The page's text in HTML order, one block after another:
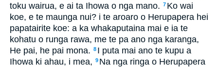
toku wairua, e ai ta Ihowa o nga mano. 7 Ko wai
koe, e te maunga nui? i te aroaro o Herupapera hei
papatairite koe: a ka whakaputaina mai e ia te
kohatu o runga rawa, me te pa ano nga karanga,
He pai, he pai mona. 8 I puta mai ano te kupu a
Ihowa ki ahau, i mea, 9 Na nga ringa o Herupapera